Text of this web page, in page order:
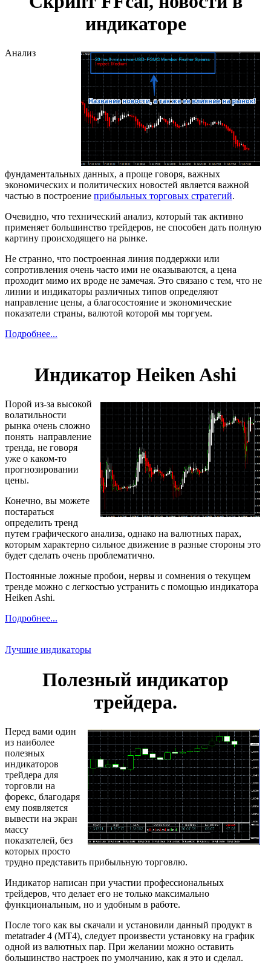
индикаторе
Анализ
фундаментальных данных, а проще говоря, важных
экономических и политических новостей является важной
частью в построение прибыльных торговых стратегий.
Очевидно, что технический анализ, который так активно
применяет большинство трейдеров, не способен дать полную
картину происходящего на рынке.
Не странно, что построенная линия поддержки или
сопротивления очень часто ими не оказываются, а цена
проходит мимо их вроде не замечая. Это связано с тем, что не
линии и индикаторы различных типов определяют
направление цены, а благосостояние и экономические
показатели страны, валютой которой мы торгуем.
Подробнее...
Индикатор Heiken Ashi
Порой из-за высокой
волатильности
рынка очень сложно
понять направление
тренда, не говоря
уже о каком-то
прогнозировании
цены.
Конечно, вы можете
постараться
определить тренд
путем графического анализа, однако на валютных парах,
которым характерно сильное движение в разные стороны это
будет сделать очень проблематично.
Постоянные ложные пробои, нервы и сомнения о текущем
тренде можно с легкостью устранить с помощью индикатора
Heiken Ashi.
Подробнее...
Лучшие индикаторы
Полезный индикатор
трейдера.
Перед вами один
из наиболее
полезных
индикаторов
трейдера для
торговли на
форекс, благодаря
ему появляется
вывести на экран
массу
показателей, без
которых просто
трудно представить прибыльную торговлю.
Индикатор написан при участии профессиональных
трейдеров, что делает его не только максимально
функциональным, но и удобным в работе.
После того как вы скачали и установили данный продукт в
metatrader 4 (MT4), следует произвести установку на график
одной из валютных пар. При желании можно оставить
большинство настроек по умолчанию, как я это и сделал.